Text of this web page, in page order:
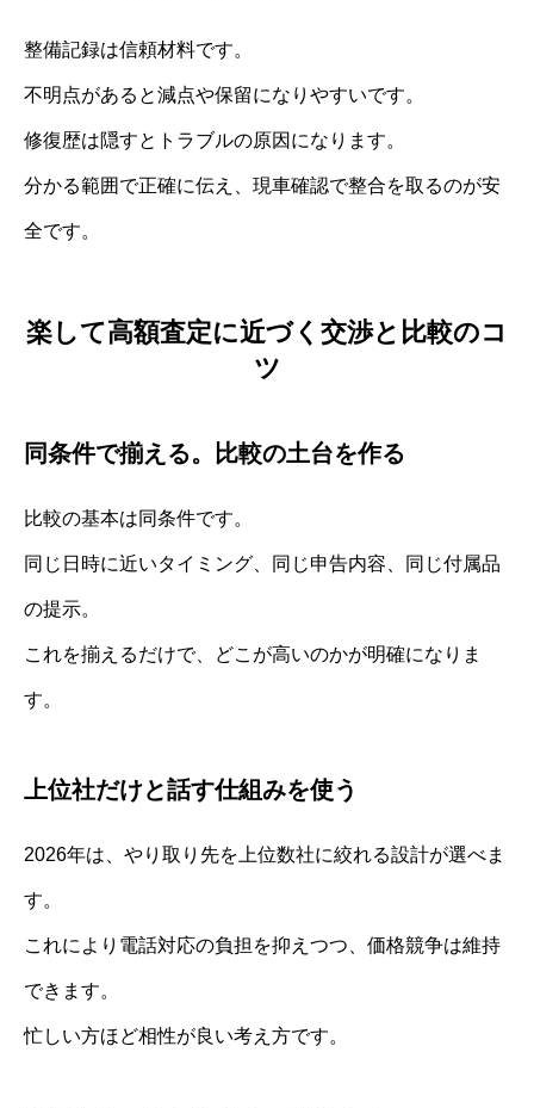
整備記録は信頼材料です。
不明点があると減点や保留になりやすいです。
修復歴は隠すとトラブルの原因になります。
分かる範囲で正確に伝え、現車確認で整合を取るのが安
全です。
楽して高額査定に近づく交渉と比較のコ
ツ
同条件で揃える。比較の土台を作る
比較の基本は同条件です。
同じ日時に近いタイミング、同じ申告内容、同じ付属品
の提示。
これを揃えるだけで、どこが高いのかが明確になりま
す。
上位社だけと話す仕組みを使う
2026年は、やり取り先を上位数社に絞れる設計が選べま
す。
これにより電話対応の負担を抑えつつ、価格競争は維持
できます。
忙しい方ほど相性が良い考え方です。